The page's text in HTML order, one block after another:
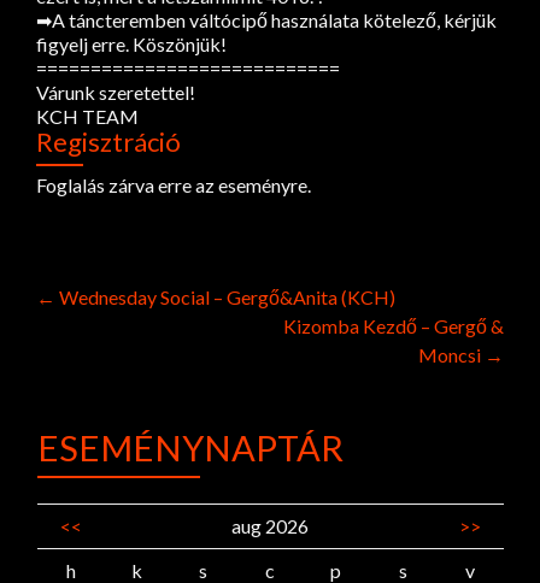
➡A táncteremben váltócipő használata kötelező, kérjük
figyelj erre. Köszönjük!
============================
Várunk szeretettel!
KCH TEAM
Regisztráció
Foglalás zárva erre az eseményre.
Post
← Wednesday Social – Gergő&Anita (KCH)
Kizomba Kezdő – Gergő &
Moncsi →
ESEMÉNYNAPTÁR
<< aug 2026
>>
h
k s c p s
v